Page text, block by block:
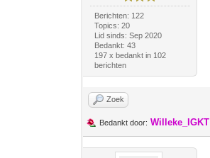
Berichten: 122
Topics: 20
Lid sinds: Sep 2020
Bedankt: 43
197 x bedankt in 102
berichten
Zoek
Bedankt door: Willeke_IGKT